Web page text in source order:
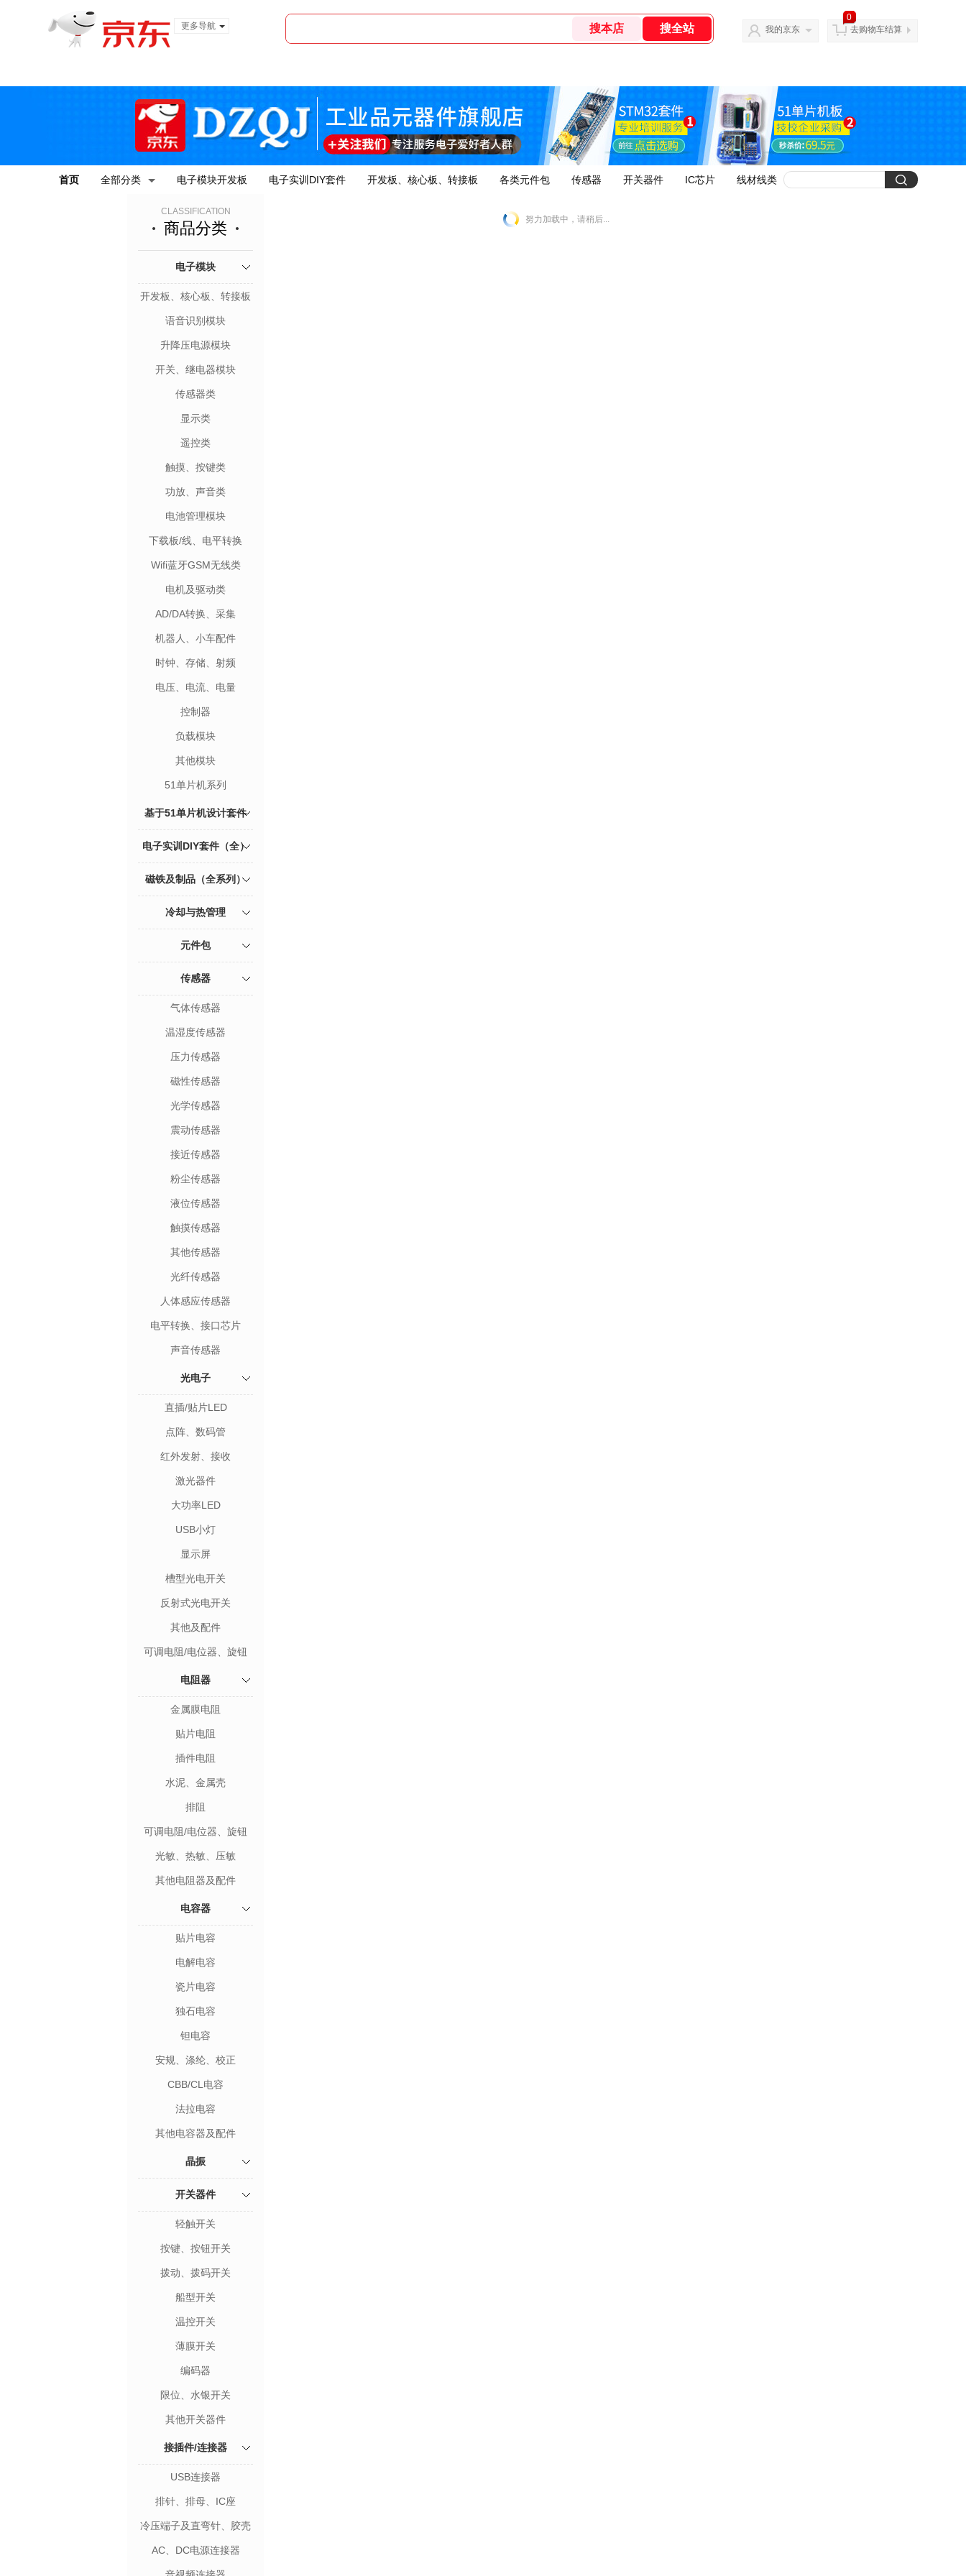
更多导航
我的京东
0
去购物车结算
首页 全部分类 电子模块开发板 电子实训DIY套件 开发板、核心板、转接板 各类元件包 传感器 开关器件 IC芯片 线材线类
CLASSIFICATION
商品分类
电子模块
开发板、核心板、转接板
语音识别模块
升降压电源模块
开关、继电器模块
传感器类
显示类
遥控类
触摸、按键类
功放、声音类
电池管理模块
下载板/线、电平转换
Wifi蓝牙GSM无线类
电机及驱动类
AD/DA转换、采集
机器人、小车配件
时钟、存储、射频
电压、电流、电量
控制器
负载模块
其他模块
51单片机系列
基于51单片机设计套件
电子实训DIY套件（全）
磁铁及制品（全系列）
冷却与热管理
元件包
传感器
气体传感器
温湿度传感器
压力传感器
磁性传感器
光学传感器
震动传感器
接近传感器
粉尘传感器
液位传感器
触摸传感器
其他传感器
光纤传感器
人体感应传感器
电平转换、接口芯片
声音传感器
光电子
直插/贴片LED
点阵、数码管
红外发射、接收
激光器件
大功率LED
USB小灯
显示屏
槽型光电开关
反射式光电开关
其他及配件
可调电阻/电位器、旋钮
电阻器
金属膜电阻
贴片电阻
插件电阻
水泥、金属壳
排阻
可调电阻/电位器、旋钮
光敏、热敏、压敏
其他电阻器及配件
电容器
贴片电容
电解电容
瓷片电容
独石电容
钽电容
安规、涤纶、校正
CBB/CL电容
法拉电容
其他电容器及配件
晶振
开关器件
轻触开关
按键、按钮开关
拨动、拨码开关
船型开关
温控开关
薄膜开关
编码器
限位、水银开关
其他开关器件
接插件/连接器
USB连接器
排针、排母、IC座
冷压端子及直弯针、胶壳
AC、DC电源连接器
努力加载中，请稍后...